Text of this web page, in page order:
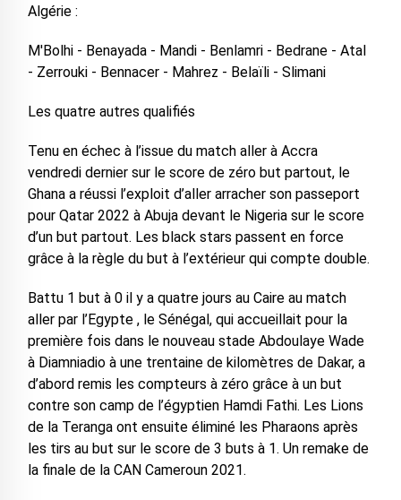
Algérie :
M'Bolhi - Benayada - Mandi - Benlamri - Bedrane - Atal
- Zerrouki - Bennacer - Mahrez - Belaïli - Slimani
Les quatre autres qualifiés
Tenu en échec à l’issue du match aller à Accra
vendredi dernier sur le score de zéro but partout, le
Ghana a réussi l’exploit d’aller arracher son passeport
pour Qatar 2022 à Abuja devant le Nigeria sur le score
d’un but partout. Les black stars passent en force
grâce à la règle du but à l’extérieur qui compte double.
Battu 1 but à 0 il y a quatre jours au Caire au match
aller par l’Egypte , le Sénégal, qui accueillait pour la
première fois dans le nouveau stade Abdoulaye Wade
à Diamniadio à une trentaine de kilomètres de Dakar, a
d’abord remis les compteurs à zéro grâce à un but
contre son camp de l’égyptien Hamdi Fathi. Les Lions
de la Teranga ont ensuite éliminé les Pharaons après
les tirs au but sur le score de 3 buts à 1. Un remake de
la finale de la CAN Cameroun 2021.